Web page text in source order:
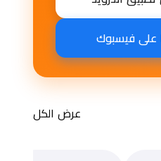
على فيسبوك
عرض الكل